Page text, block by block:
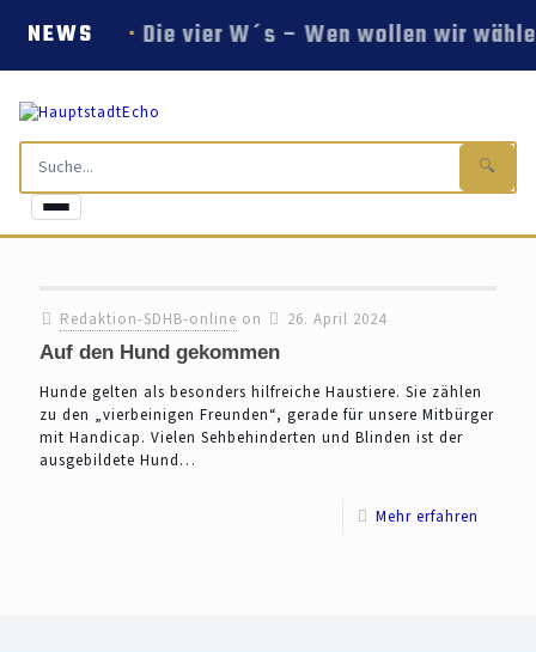
NEWS Die vier W´s – Wen wollen wir
🔍
Redaktion-SDHB-online on 26. April 2024
Auf den Hund gekommen
Hunde gelten als besonders hilfreiche Haustiere. Sie zählen
zu den „vierbeinigen Freunden“, gerade für unsere Mitbürger
mit Handicap. Vielen Sehbehinderten und Blinden ist der
ausgebildete Hund…
Mehr erfahren